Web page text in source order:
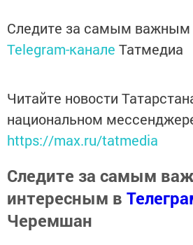
Следите за самым важным
Telegram-канале Татмедиа
Читайте новости
национальном
https://max.ru/tatmedia
Следите за самым
интересным в
Черемшан